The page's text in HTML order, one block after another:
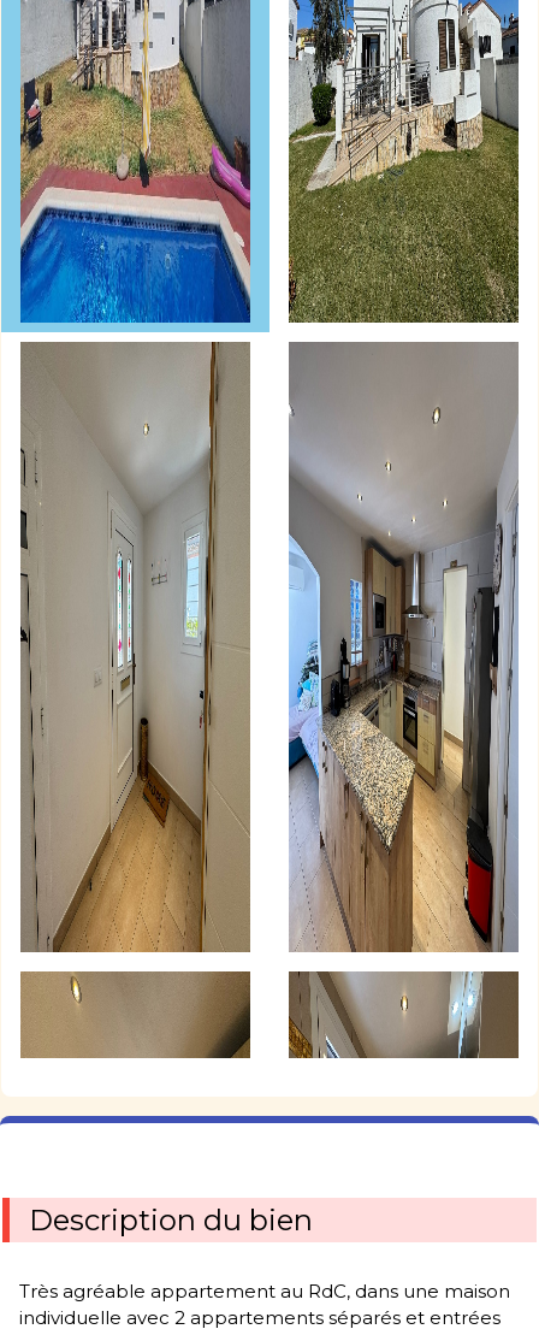
Description du bien
Très agréable appartement au RdC, dans une maison
individuelle avec 2 appartements séparés et entrées